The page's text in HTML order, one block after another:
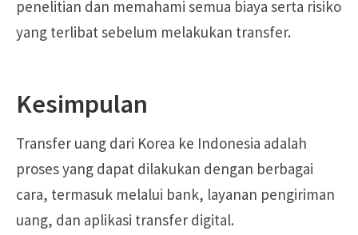
penelitian dan memahami semua biaya serta risiko
yang terlibat sebelum melakukan transfer.
Kesimpulan
Transfer uang dari Korea ke Indonesia adalah
proses yang dapat dilakukan dengan berbagai
cara, termasuk melalui bank, layanan pengiriman
uang, dan aplikasi transfer digital.